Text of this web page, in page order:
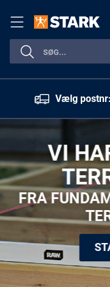
Vælg postnr:
VI
INGEN